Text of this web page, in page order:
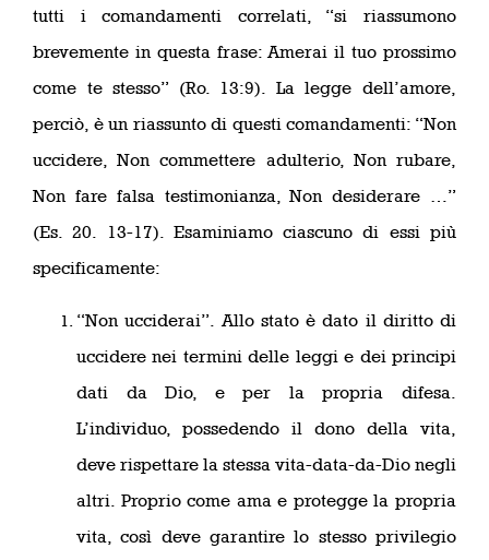
tutti i comandamenti correlati, “si riassumono
brevemente in questa frase: Amerai il tuo prossimo
come te stesso” (Ro. 13:9). La legge dell’amore,
perciò, è un riassunto di questi comandamenti: “Non
uccidere, Non commettere adulterio, Non rubare,
Non fare falsa testimonianza, Non desiderare …”
(Es. 20. 13-17). Esaminiamo ciascuno di essi più
specificamente:
“Non ucciderai”. Allo stato è dato il diritto di
uccidere nei termini delle leggi e dei principi
dati da Dio, e per la propria difesa.
L’individuo, possedendo il dono della vita,
deve rispettare la stessa vita-data-da-Dio negli
altri. Proprio come ama e protegge la propria
vita, così deve garantire lo stesso privilegio